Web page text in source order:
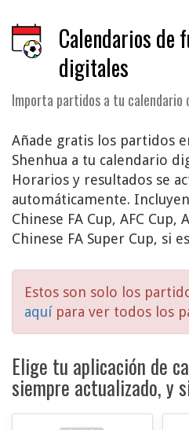
Calendarios de
digitales
Importa partidos a tu calendario
Añade gratis los partidos
Shenhua a tu calendario
Horarios y resultados se
automáticamente.
Chinese FA Cup, AFC Cup,
Chinese FA Super Cup, si
Estos son solo los
aquí para ver todos los
Elige tu aplicación de
siempre actualizado, y